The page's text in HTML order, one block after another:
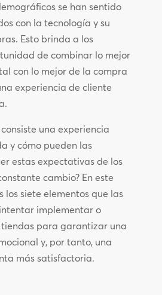
se han sentido
con la tecnología y su
Esto brinda a los
de combinar lo mejor
con lo mejor de la compra
experiencia de cliente
consiste una experiencia
y cómo pueden las
estas expectativas de los
cambio? En este
los siete elementos que las
implementar o
para garantizar una
y, por tanto, una
más satisfactoria.